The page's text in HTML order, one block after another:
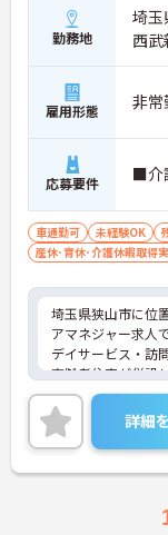
勤務地
埼
西
雇用形態 非常
応募要件 ■介
車通勤可 未経験OK
産休･育休･介護休暇取得
埼玉県狭山市に位
アマネジャー求人で
デイサービス・訪
高齢者住宅が併設
ております。
ご興味のある方は
すのでお気軽にお
詳細